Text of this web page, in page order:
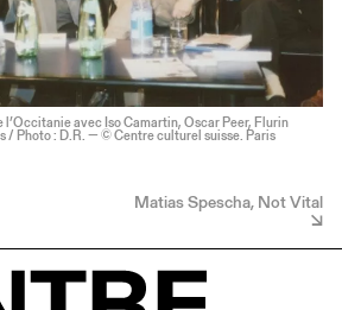
l’Occitanie avec Iso Camartin, Oscar Peer, Flurin
/ Photo : D.R. — © Centre culturel suisse. Paris
Matias Spescha, Not Vital